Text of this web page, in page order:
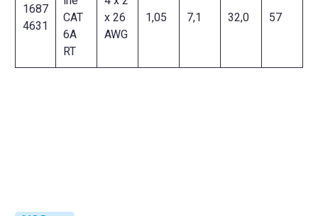
1687
4631
CAT
6A
RT
x 26
AWG
1,05 7,1 32,0 57